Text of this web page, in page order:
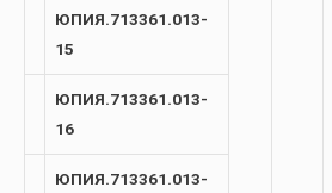
ЮПИЯ.713361.013-
15
ЮПИЯ.713361.013-
16
ЮПИЯ.713361.013-